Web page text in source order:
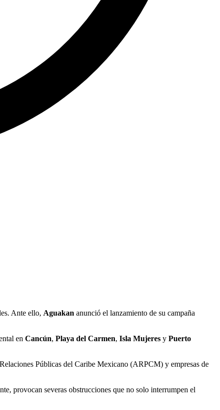
Ante ello, Aguakan anunció el lanzamiento de su campaña
en Cancún, Playa del Carmen, Isla Mujeres y Puerto
Públicas del Caribe Mexicano (ARPCM) y empresas de
provocan severas obstrucciones que no solo interrumpen el